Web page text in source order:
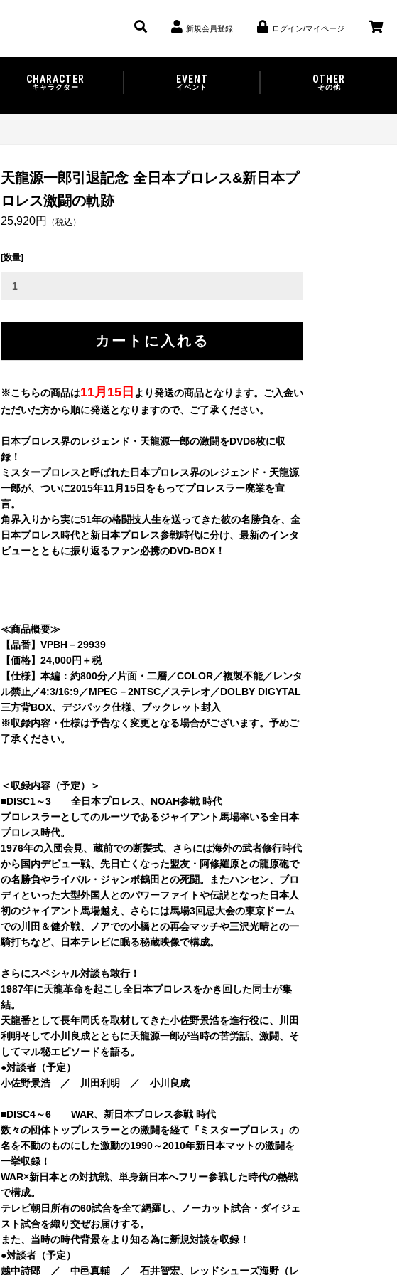
新規会員登録 ログイン/マイページ
CHARACTER
キャラクター
EVENT
イベント
OTHER
その他
天龍源一郎引退記念 全日本プロレス&新日本プ
ロレス激闘の軌跡
25,920円 （税込）
[数量]
※こちらの商品は11月15日 より発送の商品となります。ご入金い
ただいた方から順に発送となりますので、ご了承ください。
日本プロレス界のレジェンド・天龍源一郎の激闘をDVD6枚に収
録！
ミスタープロレスと呼ばれた日本プロレス界のレジェンド・天龍源
一郎が、ついに2015年11月15日をもってプロレスラー廃業を宣
言。
角界入りから実に51年の格闘技人生を送ってきた彼の名勝負を、全
日本プロレス時代と新日本プロレス参戦時代に分け、最新のインタ
ビューとともに振り返るファン必携のDVD-BOX！
≪商品概要≫
【品番】VPBH－29939
【価格】24,000円＋税
【仕様】本編：約800分／片面・二層／COLOR／複製不能／レンタ
ル禁止／4:3/16:9／MPEG－2NTSC／ステレオ／DOLBY DIGYTAL
三方背BOX、デジパック仕様、ブックレット封入
※収録内容・仕様は予告なく変更となる場合がございます。予めご
了承ください。
＜収録内容（予定）＞
■DISC1～3 全日本プロレス、NOAH参戦 時代
プロレスラーとしてのルーツであるジャイアント馬場率いる全日本
プロレス時代。
1976年の入団会見、蔵前での断髪式、さらには海外の武者修行時代
から国内デビュー戦、先日亡くなった盟友・阿修羅原との龍原砲で
の名勝負やライバル・ジャンボ鶴田との死闘。またハンセン、ブロ
ディといった大型外国人とのパワーファイトや伝説となった日本人
初のジャイアント馬場越え、さらには馬場3回忌大会の東京ドーム
での川田＆健介戦、ノアでの小橋との再会マッチや三沢光晴との一
騎打ちなど、日本テレビに眠る秘蔵映像で構成。
さらにスペシャル対談も敢行！
1987年に天龍革命を起こし全日本プロレスをかき回した同士が集
結。
天龍番として長年同氏を取材してきた小佐野景浩を進行役に、川田
利明そして小川良成とともに天龍源一郎が当時の苦労話、激闘、そ
してマル秘エピソードを語る。
●対談者（予定）
小佐野景浩 ／ 川田利明 ／ 小川良成
■DISC4～6 WAR、新日本プロレス参戦 時代
数々の団体トップレスラーとの激闘を経て『ミスタープロレス』の
名を不動のものにした激動の1990～2010年新日本マットの激闘を
一挙収録！
WAR×新日本との対抗戦、単身新日本へフリー参戦した時代の熱戦
で構成。
テレビ朝日所有の60試合を全て網羅し、ノーカット試合・ダイジェ
スト試合を織り交ぜお届けする。
また、当時の時代背景をより知る為に新規対談を収録！
●対談者（予定）
越中詩郎 ／ 中邑真輔 ／ 石井智宏、レッドシューズ海野（レ